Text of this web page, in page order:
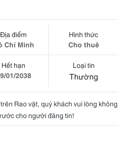
Địa điểm
Chí Minh
Hình thức
Cho thuê
Hết hạn
01/2038
Loại tin
Thường
Rao vặt, quý khách vui lòng không
cho người đăng tin!